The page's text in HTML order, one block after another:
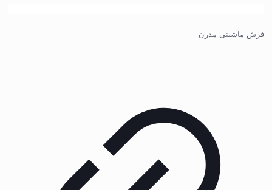
فرش ماشینی مدرن